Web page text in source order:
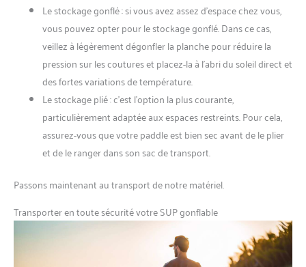
Le stockage gonflé : si vous avez assez d’espace chez vous,
vous pouvez opter pour le stockage gonflé. Dans ce cas,
veillez à légèrement dégonfler la planche pour réduire la
pression sur les coutures et placez-la à l’abri du soleil direct et
des fortes variations de température.
Le stockage plié : c’est l’option la plus courante,
particulièrement adaptée aux espaces restreints. Pour cela,
assurez-vous que votre paddle est bien sec avant de le plier
et de le ranger dans son sac de transport.
Passons maintenant au transport de notre matériel.
Transporter en toute sécurité votre SUP gonflable